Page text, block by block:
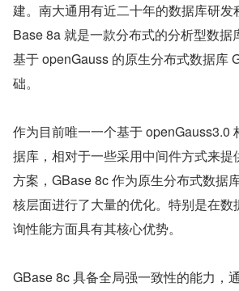
建。南大通用有近二十年的数据库研发
Base 8a 就是一款分布式的分析型数据
基于 openGauss 的原生分布式数据库
础。
作为目前唯一一个基于 openGauss3.0
据库，相对于一些采用中间件方式来
方案，GBase 8c 作为原生分布式数据
核层面进行了大量的优化。特别是在数
询性能方面具有其核心优势。
GBase 8c 具备全局强一致性的能力，